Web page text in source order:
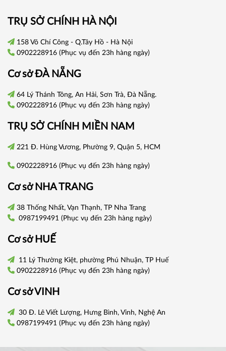
TRỤ SỞ CHÍNH HÀ NỘI
158 Võ Chí Công - Q.Tây Hồ - Hà Nội
0902228916(Phục vụ đến 23h hàng ngày)
Cơ sởĐÀ NẴNG
64 Lý Thánh Tông, An Hải, Sơn Trà, Đà Nẵng.
0902228916(Phục vụ đến 23h hàng ngày)
TRỤ SỞ CHÍNH MIỀN NAM
221 Đ. Hùng Vương, Phường 9, Quận 5, HCM
0902228916(Phục vụ đến 23h hàng ngày)
Cơ sởNHA TRANG
38 Thống Nhất, Vạn Thạnh, TP Nha Trang
0987199491(Phục vụ đến 23h hàng ngày)
Cơ sởHUẾ
11 Lý Thường Kiệt, phường Phú Nhuận, TP Huế
0902228916(Phục vụ đến 23h hàng ngày)
Cơ sở VINH
30 Đ. Lê Viết Lượng, Hưng Bình, Vinh, Nghệ An
0987199491(Phục vụ đến 23h hàng ngày)